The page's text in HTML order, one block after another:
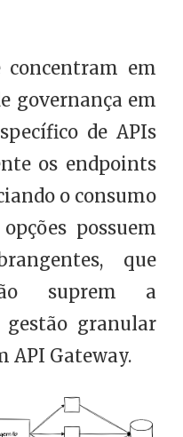
concentram em
governança em
de APIs
os endpoints
o consumo
possuem
que
suprem a
gestão granular
API Gateway.